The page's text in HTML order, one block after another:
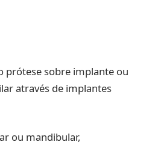
prótese sobre implante ou
através de implantes
ou mandibular,